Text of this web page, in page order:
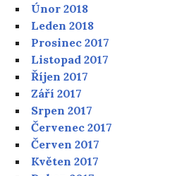
Únor 2018
Leden 2018
Prosinec 2017
Listopad 2017
Říjen 2017
Září 2017
Srpen 2017
Červenec 2017
Červen 2017
Květen 2017